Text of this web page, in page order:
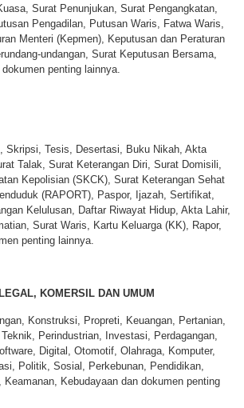
Surat Penunjukan, Surat Pengangkatan,
Pengadilan, Putusan Waris, Fatwa Waris,
Menteri (Kepmen), Keputusan dan Peraturan
undangan, Surat Keputusan Bersama,
penting lainnya.
Skripsi, Tesis, Desertasi, Buku Nikah, Akta
Talak, Surat Keterangan Diri, Surat Domisili,
Kepolisian (SKCK), Surat Keterangan Sehat
(RAPORT), Paspor, Ijazah, Sertifikat,
Kelulusan, Daftar Riwayat Hidup, Akta Lahir,
Surat Waris, Kartu Keluarga (KK), Rapor,
penting lainnya.
KOMERSIL DAN UMUM
Konstruksi, Propreti, Keuangan, Pertanian,
Perindustrian, Investasi, Perdagangan,
Digital, Otomotif, Olahraga, Komputer,
Politik, Sosial, Perkebunan, Pendidikan,
Keamanan, Kebudayaan dan dokumen penting